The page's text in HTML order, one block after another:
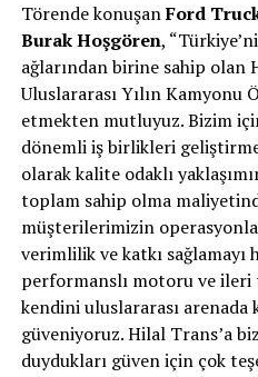
Törende konuşanFord
Burak Hoşgören,
ağlarından birine sahip olan
Uluslararası Yılın
etmekten mutluyuz. Bizim
dönemli iş birlikleri
olarak kalite odaklı
toplam sahip olma
müşterilerimizin
verimlilik ve katkı sağlamayı
performanslı motoru ve ileri
kendini uluslararası arenada
güveniyoruz. Hilal Trans’a
duydukları güven için çok